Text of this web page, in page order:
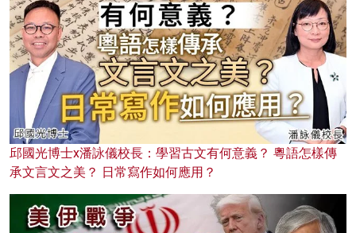
邱國光博士x潘詠儀校長：學習古文有何意義？ 粵語怎樣傳
承文言文之美？ 日常寫作如何應用？